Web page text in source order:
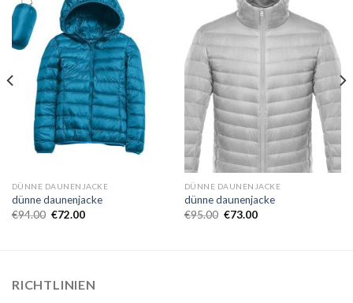
DÜNNE DAUNENJACKE
dünne daunenjacke
€94.00 €72.00
DÜNNE DAUNENJACKE
dünne daunenjacke
€95.00 €73.00
RICHTLINIEN